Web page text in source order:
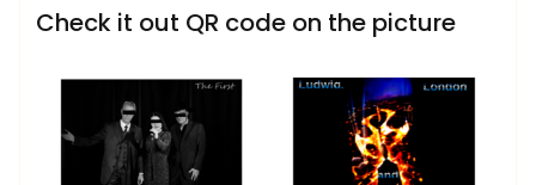
Sublinemusic & Media UG
Check it out QR code on the picture